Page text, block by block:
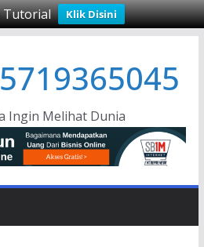
Tutorial Klik Disini
Ingin Melihat Dunia